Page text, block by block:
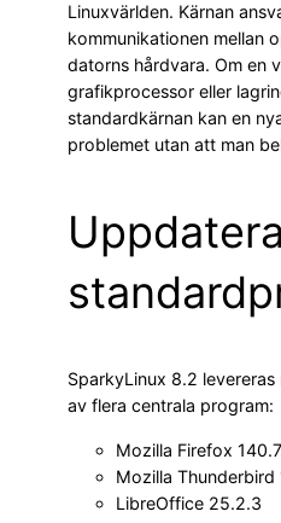
Linuxvärlden. Kärnan
kommunikationen mellan
datorns hårdvara. Om en
grafikprocessor eller
standardkärnan kan en
problemet utan att man
SparkyLinux 8.2
av flera centrala program:
Mozilla Firefox
Mozilla Thunderbird
LibreOffice 25.2.3